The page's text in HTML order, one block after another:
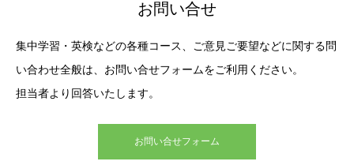
お問い合せ
集中学習・英検などの各種コース、ご意見ご要望などに関する問
い合わせ全般は、お問い合せフォームをご利用ください。
担当者より回答いたします。
お問い合せフォーム